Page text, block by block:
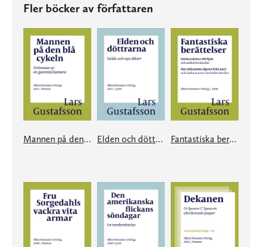
Fler böcker av författaren
Mannen på den blå cykeln Elden och döttrarna Fantastiska berättelser